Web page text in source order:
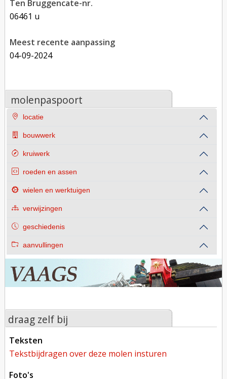
Ten Bruggencate-nr.
06461 u
Meest recente aanpassing
04-09-2024
molenpaspoort
locatie
bouwwerk
kruiwerk
roeden en assen
wielen en werktuigen
verwijzingen
geschiedenis
aanvullingen
draag zelf bij
teksten
tekstbijdragen over deze molen insturen
foto's